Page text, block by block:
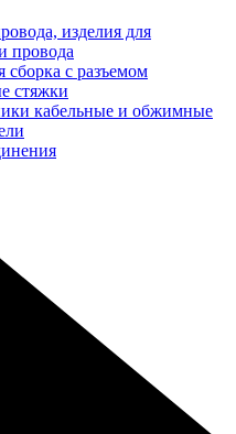
изделия для
провода
сборка с разъемом
стяжки
кабельные и обжимные